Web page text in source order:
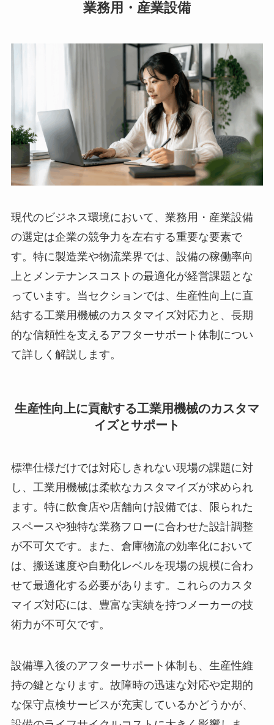
業務用・産業設備
現代のビジネス環境において、業務用・産業設備
の選定は企業の競争力を左右する重要な要素で
す。特に製造業や物流業界では、設備の稼働率向
上とメンテナンスコストの最適化が経営課題とな
っています。当セクションでは、生産性向上に直
結する工業用機械のカスタマイズ対応力と、長期
的な信頼性を支えるアフターサポート体制につい
て詳しく解説します。
生産性向上に貢献する工業用機械のカスタマ
イズとサポート
標準仕様だけでは対応しきれない現場の課題に対
し、工業用機械は柔軟なカスタマイズが求められ
ます。特に飲食店や店舗向け設備では、限られた
スペースや独特な業務フローに合わせた設計調整
が不可欠です。また、倉庫物流の効率化において
は、搬送速度や自動化レベルを現場の規模に合わ
せて最適化する必要があります。これらのカスタ
マイズ対応には、豊富な実績を持つメーカーの技
術力が不可欠です。
設備導入後のアフターサポート体制も、生産性維
持の鍵となります。故障時の迅速な対応や定期的
な保守点検サービスが充実しているかどうかが、